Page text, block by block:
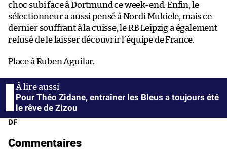
choc subi face à Dortmund ce week-end. Enfin, le
sélectionneur a aussi pensé à Nordi Mukiele, mais ce
dernier souffrant à la cuisse, le RB Leipzig a également
refusé de le laisser découvrir l’équipe de France.
Place à Ruben Aguilar.
Pour Théo Zidane, entraîner les Bleus a toujours été
le rêve de Zizou
DF
Commentaires